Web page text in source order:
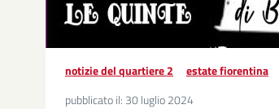
notizie del quartiere 2
estate fiorentina
pubblicato il: 30 luglio 2024